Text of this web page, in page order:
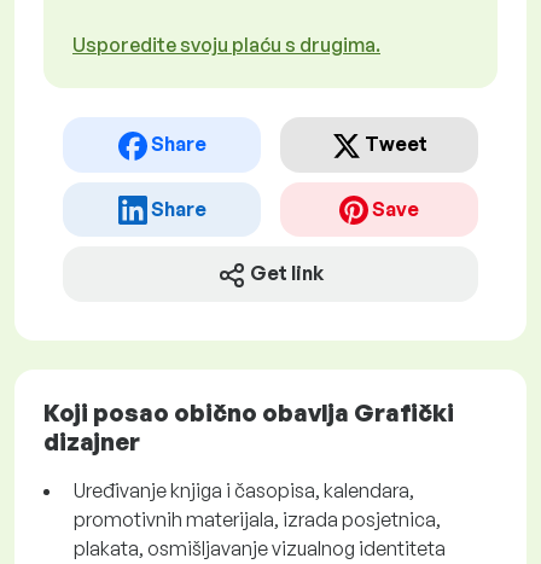
Usporedite svoju plaću s drugima.
Share Tweet
Share Save
Get link
Koji posao obično obavlja Grafički
dizajner
Uređivanje knjiga i časopisa, kalendara,
promotivnih materijala, izrada posjetnica,
plakata, osmišljavanje vizualnog identiteta